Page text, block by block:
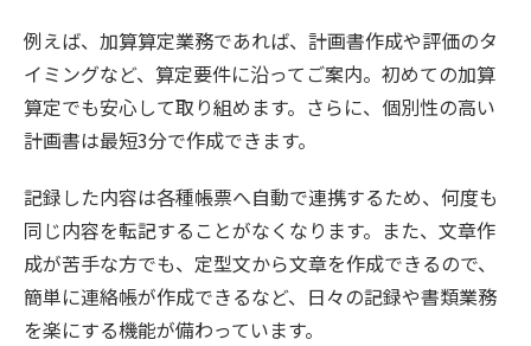
例えば、加算算定業務であれば、計画書作成や評価のタ
イミングなど、算定要件に沿ってご案内。初めての加算
算定でも安心して取り組めます。さらに、個別性の高い
計画書は最短3分で作成できます。
記録した内容は各種帳票へ自動で連携するため、何度も
同じ内容を転記することがなくなります。また、文章作
成が苦手な方でも、定型文から文章を作成できるので、
簡単に連絡帳が作成できるなど、日々の記録や書類業務
を楽にする機能が備わっています。